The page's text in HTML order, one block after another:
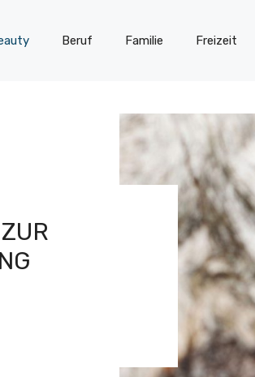
Beruf Familie Freizeit